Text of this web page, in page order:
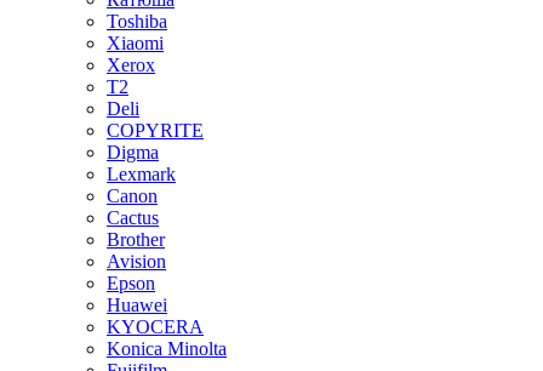
Toshiba
Xiaomi
Xerox
T2
Deli
COPYRITE
Digma
Lexmark
Canon
Cactus
Brother
Avision
Epson
Huawei
KYOCERA
Konica Minolta